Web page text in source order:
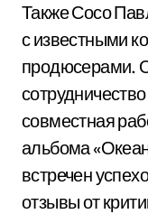
Также Сосо
с известными
продюсерами.
совместная
альбома
встречен
отзывы от